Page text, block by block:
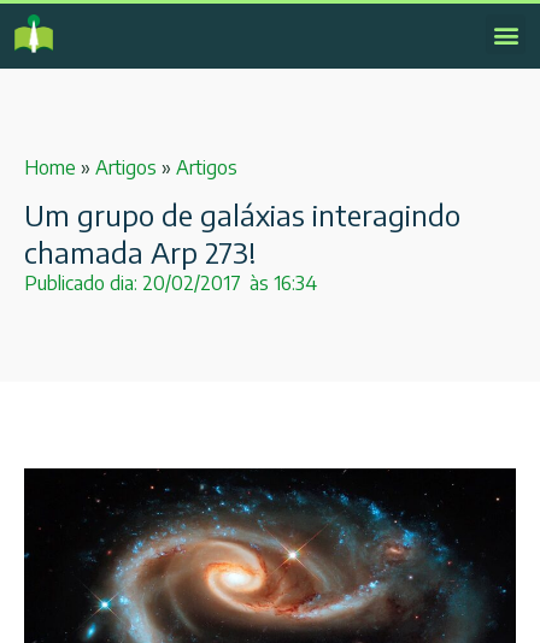
Home » Artigos » Artigos
Um grupo de galáxias interagindo
chamada Arp 273!
Publicado dia: 20/02/2017 às 16:34